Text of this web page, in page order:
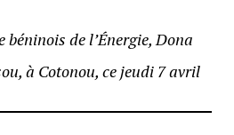
de l’Énergie, Dona
à Cotonou, ce jeudi 7 avril